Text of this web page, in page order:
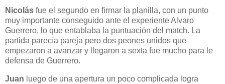
Nicolás fue el segundo en firmar la planilla, con un punto
muy importante conseguido ante el experiente Alvaro
Guerrero, lo que entablaba la puntuación del match. La
partida parecía pareja pero dos peones unidos que
empezaron a avanzar y llegaron a sexta fue mucho para le
defensa de Guerrero.
Juan luego de una apertura un poco complicada logra